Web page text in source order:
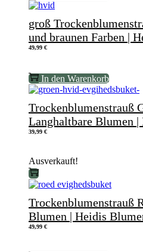
groß
und braunen Farben |
49,99 €
In den Warenkorb
Trockenblumenstrauß
Langhaltbare Blumen
39,99 €
Ausverkauft!
Trockenblumenstrauß
Blumen | Heidis
49,99 €